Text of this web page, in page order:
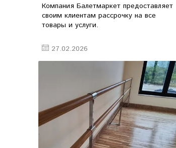
Компания Балетмаркет предоставляет
своим клиентам рассрочку на все
товары и услуги.
27.02.2026